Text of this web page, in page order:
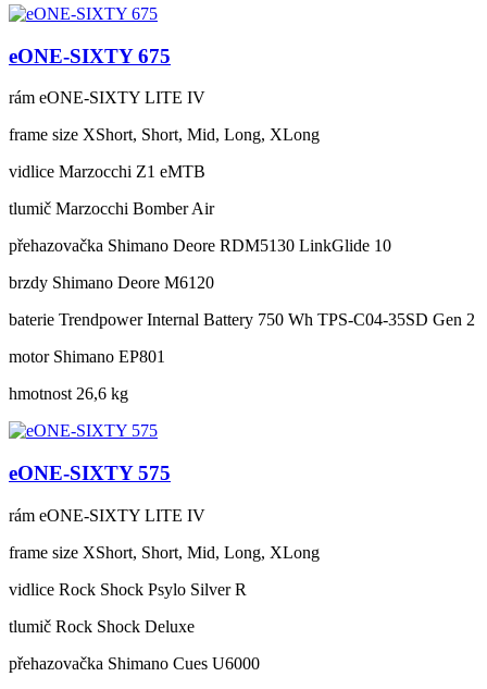
eONE-SIXTY 675
rám eONE-SIXTY LITE IV
frame size XShort, Short, Mid, Long, XLong
vidlice Marzocchi Z1 eMTB
tlumič Marzocchi Bomber Air
přehazovačka Shimano Deore RDM5130 LinkGlide 10
brzdy Shimano Deore M6120
baterie Trendpower Internal Battery 750 Wh TPS-C04-35SD Gen 2
motor Shimano EP801
hmotnost 26,6 kg
eONE-SIXTY 575
rám eONE-SIXTY LITE IV
frame size XShort, Short, Mid, Long, XLong
vidlice Rock Shock Psylo Silver R
tlumič Rock Shock Deluxe
přehazovačka Shimano Cues U6000